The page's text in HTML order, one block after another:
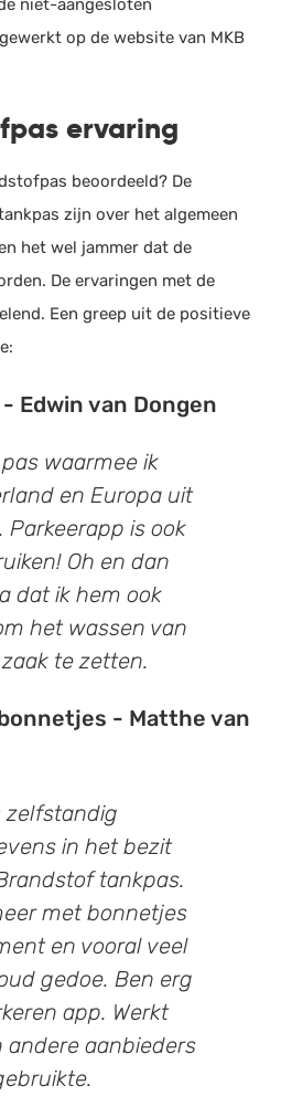
niet-aangesloten
op de website van MKB
ervaring
beoordeeld? De
zijn over het algemeen
het wel jammer dat de
De ervaringen met de
Een greep uit de positieve
Edwin van Dongen
waarmee ik
en Europa uit
Parkeerapp is ook
Oh en dan
dat ik hem ook
het wassen van
te zetten.
- Matthe van
zelfstandig
in het bezit
tankpas.
met bonnetjes
en vooral veel
gedoe. Ben erg
app. Werkt
andere aanbieders